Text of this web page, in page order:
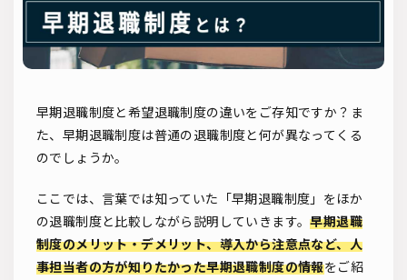
早期退職制度と希望退職制度の違いをご存知ですか？ま
た、早期退職制度は普通の退職制度と何が異なってくる
のでしょうか。
ここでは、言葉では知っていた「早期退職制度」をほか
の退職制度と比較しながら説明していきます。早期退職
制度のメリット・デメリット、導入から注意点など、人
事担当者の方が知りたかった早期退職制度の情報をご紹